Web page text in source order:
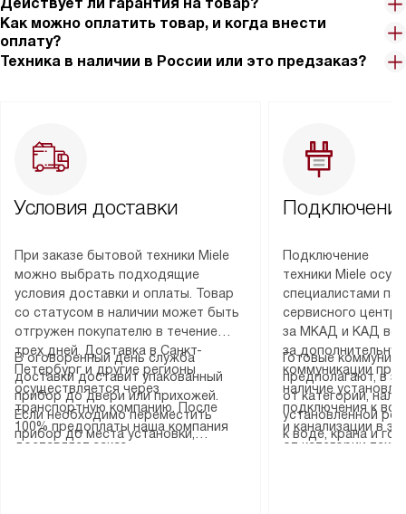
Как можно оплатить товар, и когда внести
оплату?
Техника в наличии в России или это предзаказ?
Условия доставки
При заказе бытовой техники Miele
можно выбрать подходящие
условия доставки и оплаты. Товар
со статусом в наличии может быть
отгружен покупателю в течение
трех дней. Доставка в Санкт-
Петербург и другие регионы
осуществляется через
транспортную компанию. После
100% предоплаты наша компания
доставляет заказ
В оговоренный день служба
доставки доставит упакованный
прибор до двери или прихожей.
Если необходимо переместить
прибор до места установки,
Подключение
техники Miele
специалистами
сервисного
за МКАД и КАД
за
коммуникации
наличие
подключения к
и канализации в
от категории
Готовые
предполагают, в
от категории,
установленной
к воде, крана и